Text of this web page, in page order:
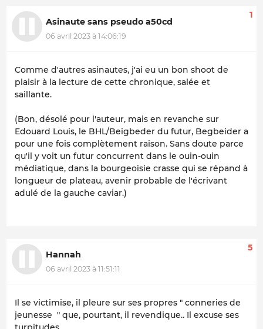
Asinaute sans pseudo a50cd
06 avril 2023 à 14:06:19
1
Comme d'autres asinautes, j'ai eu un bon shoot de
plaisir à la lecture de cette chronique, salée et
saillante.
(Bon, désolé pour l'auteur, mais en revanche sur
Edouard Louis, le BHL/Beigbeder du futur, Begbeider a
pour une fois complètement raison. Sans doute parce
qu'il y voit un futur concurrent dans le ouin-ouin
médiatique, dans la bourgeoisie crasse qui se répand à
longueur de plateau, avenir probable de l'écrivant
adulé de la gauche caviar.)
Hannah
06 avril 2023 à 11:51:11
5
Il se victimise, il pleure sur ses propres " conneries de
jeunesse " que, pourtant, il revendique.. Il excuse ses